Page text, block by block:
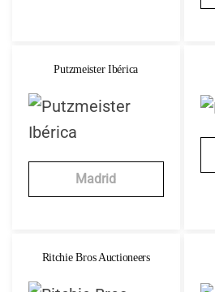
Putzmeister Ibérica
Madrid
Ritchie Bros Auctioneers